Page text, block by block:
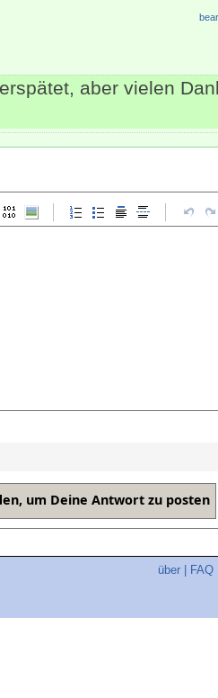
aber vielen
über FAQ